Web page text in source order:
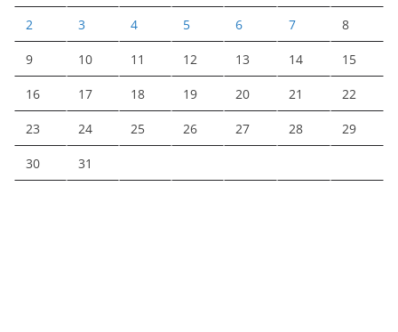
2 3 4 5 6 7 8
9 10 11 12 13 14 15
16 17 18 19 20 21 22
23 24 25 26 27 28 29
30 31